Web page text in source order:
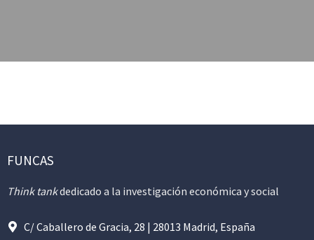
FUNCAS
Think tankdedicado a la investigación económica y social
C/ Caballero de Gracia, 28 | 28013 Madrid, España